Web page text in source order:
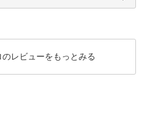
レビューをもっとみる